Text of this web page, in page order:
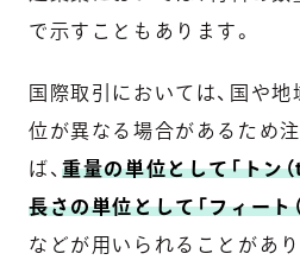
で示すこともあります。
国際取引においては、国や
位が異なる場合があるため
ば、重量の単位として「トン（t
長さの単位として「フィート（
などが用いられることがあり